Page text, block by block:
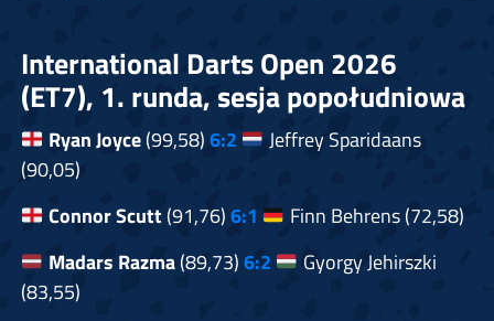
International Darts Open 2026
(ET7), 1. runda, sesja popołudniowa
Ryan Joyce(99,58)6:2
Jeffrey Sparidaans
(90,05)
Connor Scutt(91,76)6:1
Finn Behrens (72,58)
Madars Razma(89,73)6:2
Gyorgy Jehirszki
(83,55)